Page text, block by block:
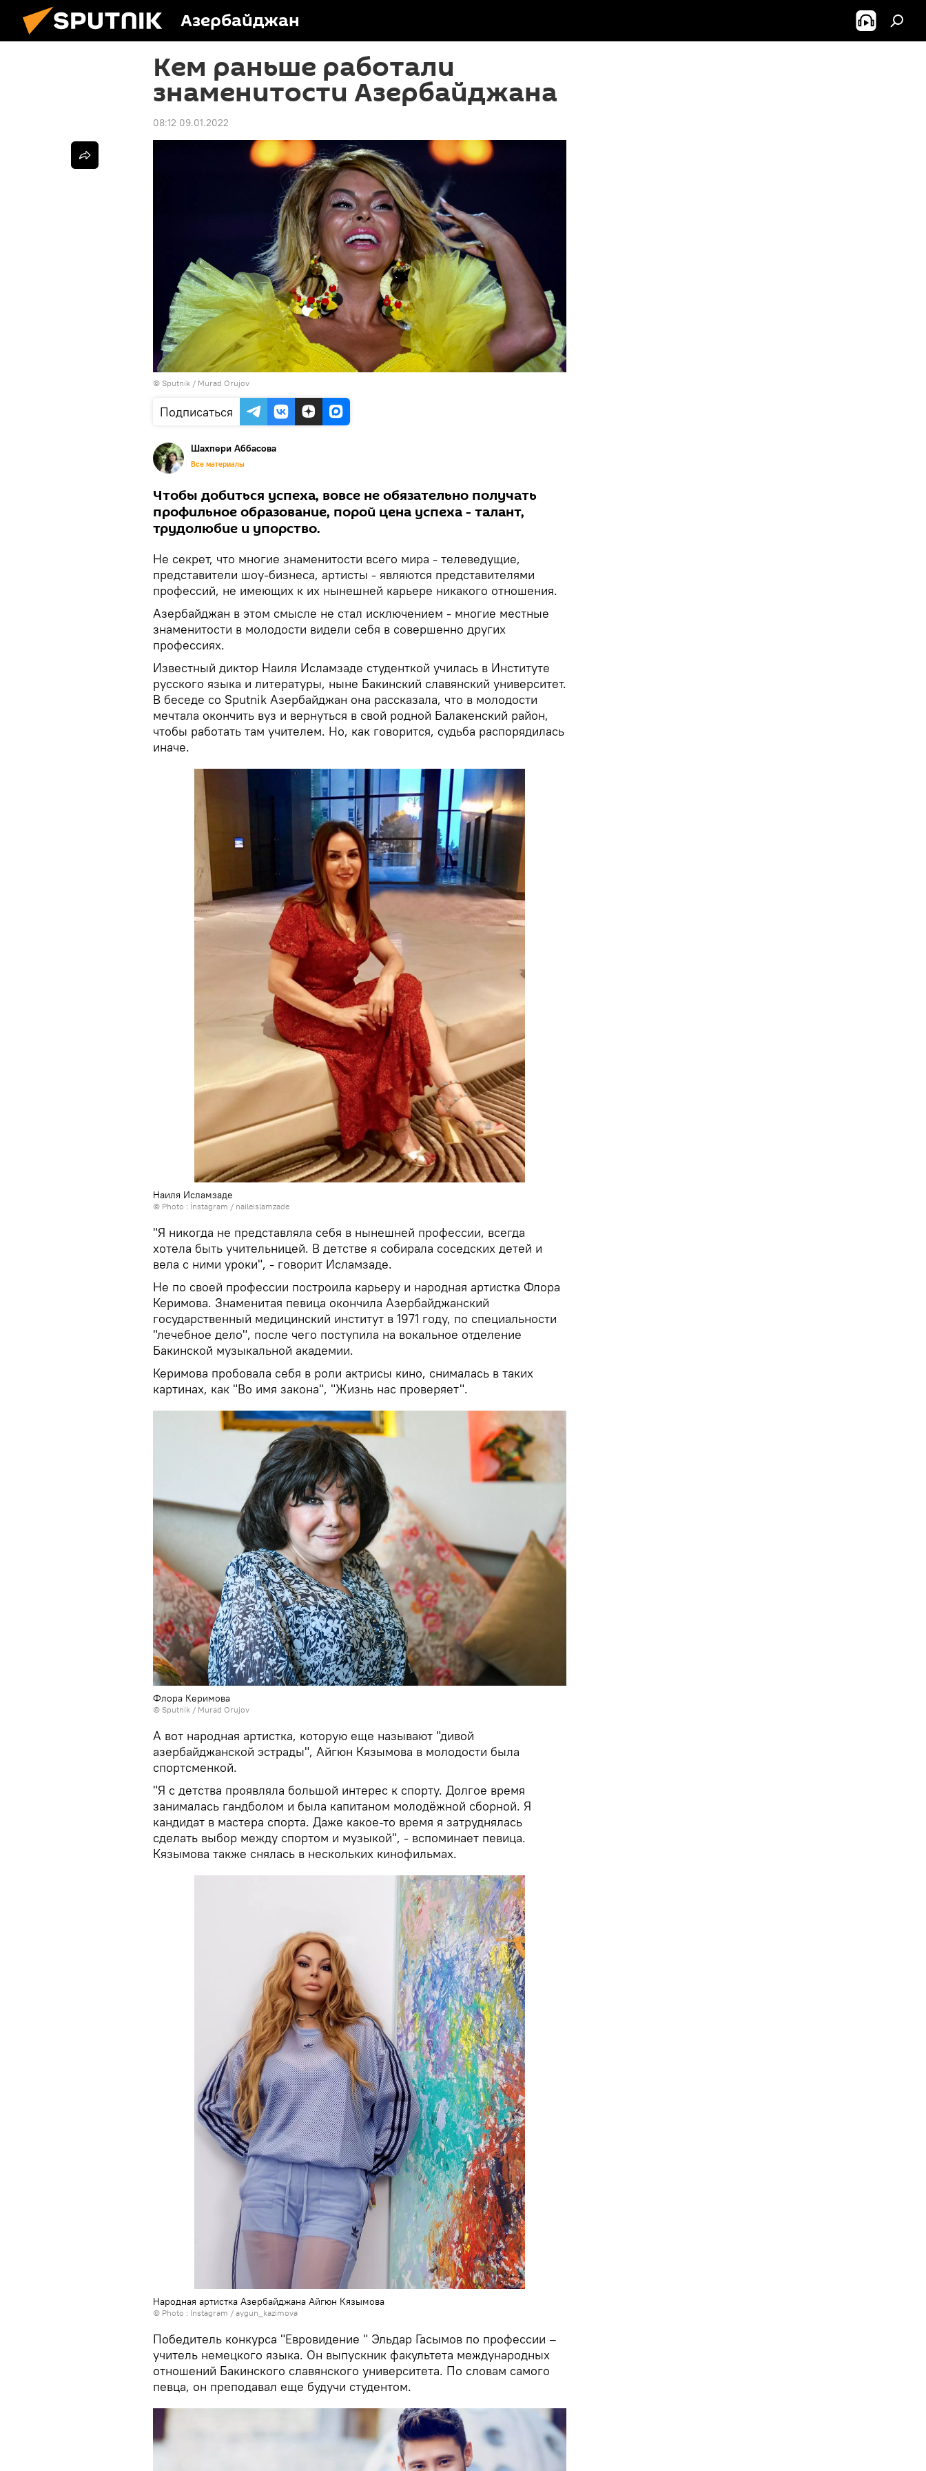
Азербайджан
Кем раньше работали
знаменитости Азербайджана
08:12 09.01.2022
© Sputnik / Murad Orujov
Подписаться
Шахпери Аббасова
Все материалы
Чтобы добиться успеха, вовсе не обязательно получать
профильное образование, порой цена успеха - талант,
трудолюбие и упорство.
Не секрет, что многие знаменитости всего мира - телеведущие,
представители шоу-бизнеса, артисты - являются представителями
профессий, не имеющих к их нынешней карьере никакого отношения.
Азербайджан в этом смысле не стал исключением - многие местные
знаменитости в молодости видели себя в совершенно других
профессиях.
Известный диктор Наиля Исламзаде студенткой училась в Институте
русского языка и литературы, ныне Бакинский славянский университет.
В беседе со Sputnik Азербайджан она рассказала, что в молодости
мечтала окончить вуз и вернуться в свой родной Балакенский район,
чтобы работать там учителем. Но, как говорится, судьба распорядилась
иначе.
Наиля Исламзаде
© Photo : İnstagram / naileislamzade
"Я никогда не представляла себя в нынешней профессии, всегда
хотела быть учительницей. В детстве я собирала соседских детей и
вела с ними уроки", - говорит Исламзаде.
Не по своей профессии построила карьеру и народная артистка Флора
Керимова. Знаменитая певица окончила Азербайджанский
государственный медицинский институт в 1971 году, по специальности
"лечебное дело", после чего поступила на вокальное отделение
Бакинской музыкальной академии.
Керимова пробовала себя в роли актрисы кино, снималась в таких
картинах, как "Во имя закона", "Жизнь нас проверяет".
Флора Керимова
© Sputnik / Murad Orujov
А вот народная артистка, которую еще называют "дивой
азербайджанской эстрады", Айгюн Кязымова в молодости была
спортсменкой.
"Я с детства проявляла большой интерес к спорту. Долгое время
занималась гандболом и была капитаном молодёжной сборной. Я
кандидат в мастера спорта. Даже какое-то время я затруднялась
сделать выбор между спортом и музыкой", - вспоминает певица.
Кязымова также снялась в нескольких кинофильмах.
Народная артистка Азербайджана Айгюн Кязымова
© Photo : Instagram / aygun_kazimova
Победитель конкурса "Евровидение " Эльдар Гасымов по профессии –
учитель немецкого языка. Он выпускник факультета международных
отношений Бакинского славянского университета. По словам самого
певца, он преподавал еще будучи студентом.